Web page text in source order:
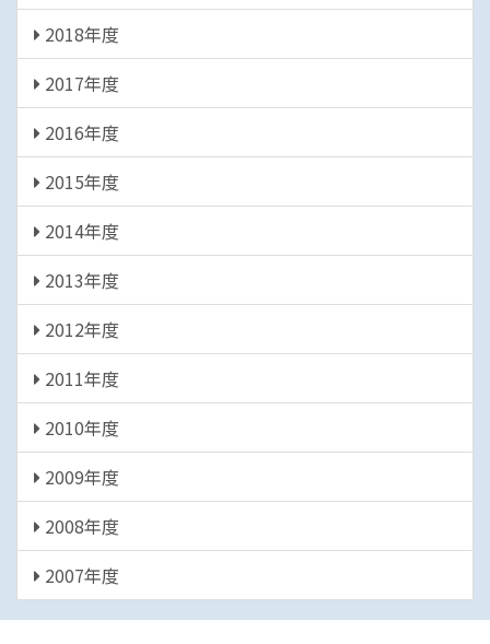
2018年度
2017年度
2016年度
2015年度
2014年度
2013年度
2012年度
2011年度
2010年度
2009年度
2008年度
2007年度